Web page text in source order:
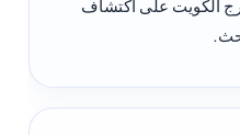
على اكتشاف